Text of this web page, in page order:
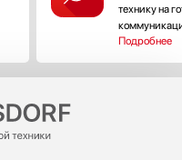
технику на
Подробнее